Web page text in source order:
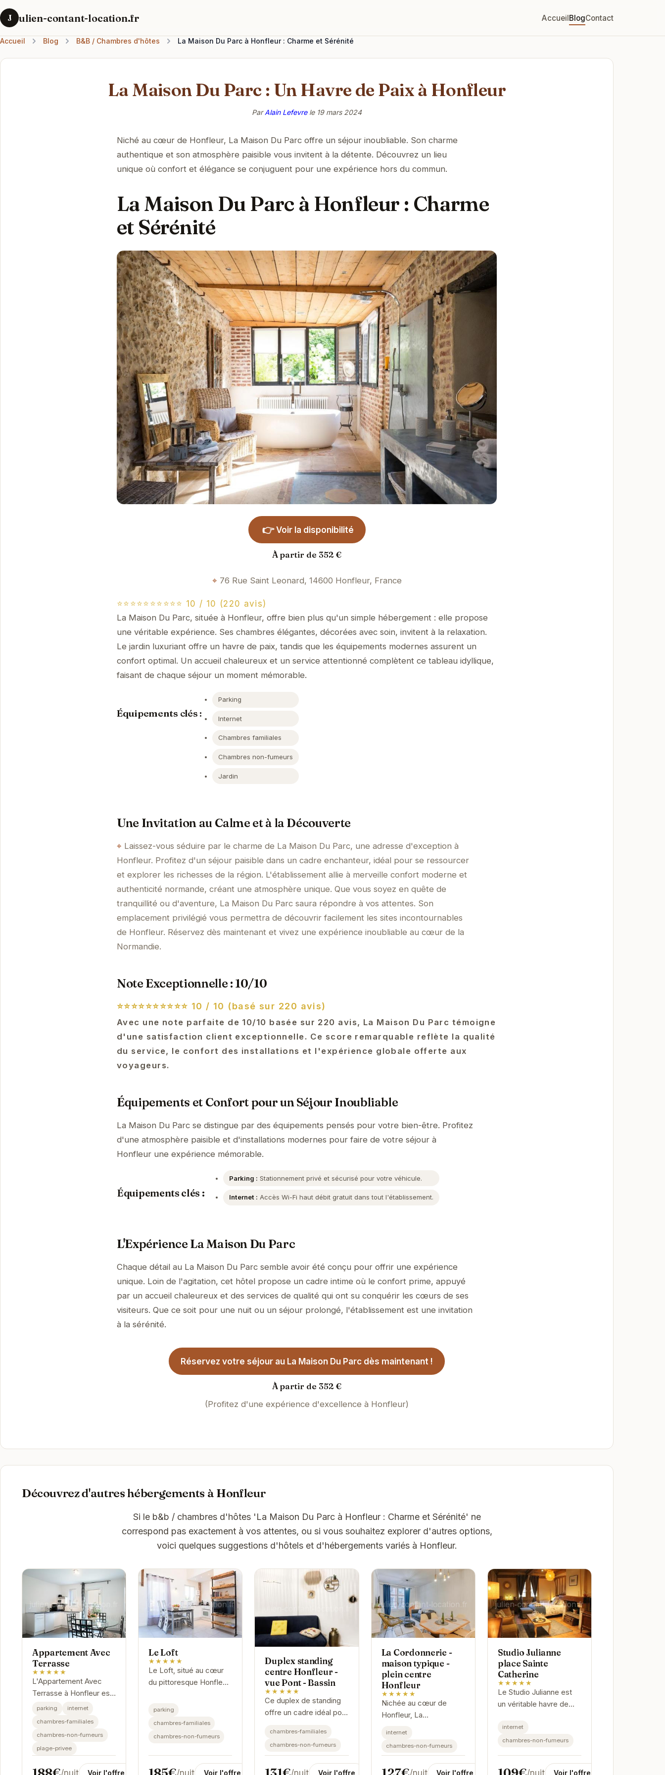
J ulien-contant-location.fr AccueilBlogContact
Accueil Blog B&B / Chambres d'hôtes La Maison Du Parc à Honfleur : Charme et Sérénité
La Maison Du Parc : Un Havre de Paix à Honfleur
ParAlain Lefevrele 19 mars 2024
Niché au cœur de Honfleur, La Maison Du Parc offre un séjour inoubliable. Son charme
authentique et son atmosphère paisible vous invitent à la détente. Découvrez un lieu
unique où confort et élégance se conjuguent pour une expérience hors du commun.
La Maison Du Parc à Honfleur : Charme
et Sérénité
👉 Voir la disponibilité
À partir de 352 €
76 Rue Saint Leonard, 14600 Honfleur, France
⭐⭐⭐⭐⭐⭐⭐⭐⭐⭐ 10 / 10 (220 avis)
La Maison Du Parc, située à Honfleur, offre bien plus qu'un simple hébergement : elle propose
une véritable expérience. Ses chambres élégantes, décorées avec soin, invitent à la relaxation.
Le jardin luxuriant offre un havre de paix, tandis que les équipements modernes assurent un
confort optimal. Un accueil chaleureux et un service attentionné complètent ce tableau idyllique,
faisant de chaque séjour un moment mémorable.
Équipements clés :
Parking
Internet
Chambres familiales
Chambres non-fumeurs
Jardin
Une Invitation au Calme et à la Découverte
Laissez-vous séduire par le charme de La Maison Du Parc, une adresse d'exception à
Honfleur. Profitez d'un séjour paisible dans un cadre enchanteur, idéal pour se ressourcer
et explorer les richesses de la région. L'établissement allie à merveille confort moderne et
authenticité normande, créant une atmosphère unique. Que vous soyez en quête de
tranquillité ou d'aventure, La Maison Du Parc saura répondre à vos attentes. Son
emplacement privilégié vous permettra de découvrir facilement les sites incontournables
de Honfleur. Réservez dès maintenant et vivez une expérience inoubliable au cœur de la
Normandie.
Note Exceptionnelle : 10/10
⭐⭐⭐⭐⭐⭐⭐⭐⭐⭐ 10 / 10 (basé sur 220 avis)
Avec une note parfaite de 10/10 basée sur 220 avis, La Maison Du Parc témoigne
d'une satisfaction client exceptionnelle. Ce score remarquable reflète la qualité
du service, le confort des installations et l'expérience globale offerte aux
voyageurs.
Équipements et Confort pour un Séjour Inoubliable
La Maison Du Parc se distingue par des équipements pensés pour votre bien-être. Profitez
d'une atmosphère paisible et d'installations modernes pour faire de votre séjour à
Honfleur une expérience mémorable.
Équipements clés :
Parking : Stationnement privé et sécurisé pour votre véhicule.
Internet : Accès Wi-Fi haut débit gratuit dans tout l'établissement.
L'Expérience La Maison Du Parc
Chaque détail au La Maison Du Parc semble avoir été conçu pour offrir une expérience
unique. Loin de l'agitation, cet hôtel propose un cadre intime où le confort prime, appuyé
par un accueil chaleureux et des services de qualité qui ont su conquérir les cœurs de ses
visiteurs. Que ce soit pour une nuit ou un séjour prolongé, l'établissement est une invitation
à la sérénité.
Réservez votre séjour au La Maison Du Parc dès maintenant !
À partir de 352 €
(Profitez d'une expérience d'excellence à Honfleur)
Découvrez d'autres hébergements à Honfleur
Si le b&b / chambres d'hôtes 'La Maison Du Parc à Honfleur : Charme et Sérénité' ne
correspond pas exactement à vos attentes, ou si vous souhaitez explorer d'autres options,
voici quelques suggestions d'hôtels et d'hébergements variés à Honfleur.
Appartement Avec
Terrasse
★★★★★
L'Appartement Avec
Terrasse à Honfleur est
le lieu idéal pour un
modernes et...
parking
internet
chambres-familiales
chambres-non-fumeurs
plage-privee
/nuit Voir l'offre
Le Loft
★★★★★
Le Loft, situé au cœur
du pittoresque Honfleur,
charme authentique et
parking
chambres-familiales
chambres-non-fumeurs
/nuit Voir l'offre
Duplex standing
centre Honfleur -
vue Pont - Bassin
★★★★★
Ce duplex de standing
offre un cadre idéal pour
Honfleur. Avec sa vue
imprenable sur le pont
serez...
chambres-familiales
chambres-non-fumeurs
/nuit Voir l'offre
La Cordonnerie -
maison typique -
plein centre
Honfleur
★★★★★
Nichée au cœur de
Honfleur, La
une maison typique. Son
emplacement privilégié
internet
chambres-non-fumeurs
/nuit Voir l'offre
Studio Julianne
place Sainte
Catherine
★★★★★
Le Studio Julianne est
un véritable havre de
charmante ville
d'Honfleur. Idéalement
internet
chambres-non-fumeurs
/nuit Voir l'offre